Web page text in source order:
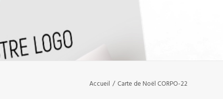
Accueil Carte de Noël CORPO-22